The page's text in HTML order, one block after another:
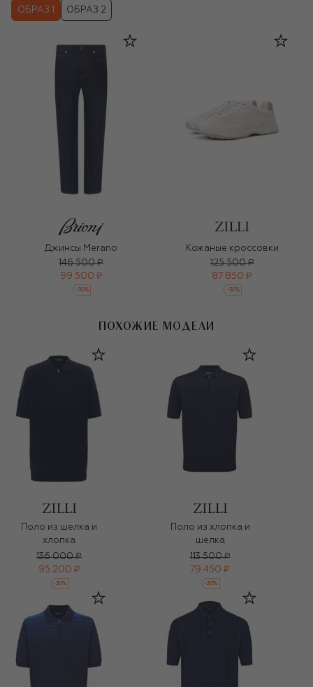
ОБРАЗ 1 ОБРАЗ 2
Джинсы Merano
146 500 ₽
99 500 ₽
-30%
Кожаные кроссовки
125 500 ₽
87 850 ₽
-30%
ПОХОЖИЕ МОДЕЛИ
Поло из шелка и
хлопка
136 000 ₽
95 200 ₽
-30%
Поло из хлопка и
шелка
113 500 ₽
79 450 ₽
-30%